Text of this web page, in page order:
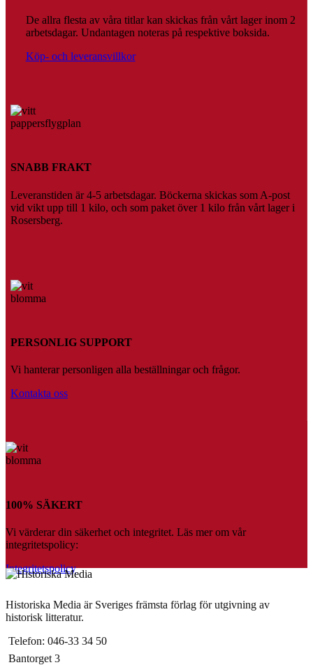
De allra flesta av våra titlar kan skickas från vårt lager inom 2
arbetsdagar. Undantagen noteras på respektive boksida.
Köp- och leveransvillkor
SNABB FRAKT
Leveranstiden är 4-5 arbetsdagar. Böckerna skickas som A-post
vid vikt upp till 1 kilo, och som paket över 1 kilo från vårt lager i
Rosersberg.
PERSONLIG SUPPORT
Vi hanterar personligen alla beställningar och frågor.
Kontakta oss
100% SÄKERT
Vi värderar din säkerhet och integritet. Läs mer om vår
integritetspolicy:
Integritetspolicy
Historiska Media är Sveriges främsta förlag för utgivning av
historisk litteratur.
Telefon: 046-33 34 50
Bantorget 3